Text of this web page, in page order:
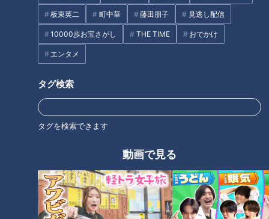
板東英二 町中華 藤田朋子 見逃し配信
10000歩お宝さがし THE TIME おでかけ
エンタメ
タグ検索
タグを検索できます
動画で見る
もうすぐ5万人！？みてちょ初「アクスタ」を徹底
解剖！【CBC5チャン春祭り 最新情報】
CBCニュース
男子高校生が乗った自転車にはねられ歩行者の男性
(66)重体 愛知・みよし市
2026/08/09 02:27
名鉄常滑線の駅の線路内で19歳女性が特急列車には